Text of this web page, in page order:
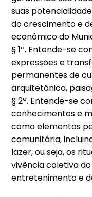
suas
do crescimento e
econômico do
§ 1º. Entende-se
expressões e
permanentes de
arquitetônico,
§ 2º. Entende-se
conhecimentos e
como elementos
comunitária,
lazer, ou seja, os
vivência coletiva
entretenimento e